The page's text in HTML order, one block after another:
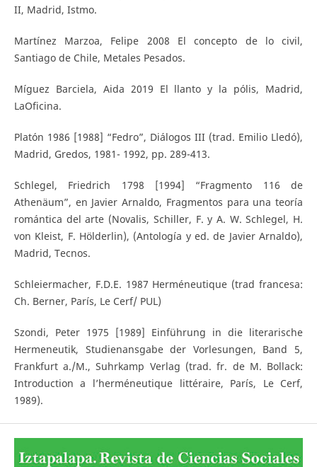
II, Madrid, Istmo.
Martínez Marzoa, Felipe 2008 El concepto de lo civil,
Santiago de Chile, Metales Pesados.
Míguez Barciela, Aida 2019 El llanto y la pólis, Madrid,
LaOficina.
Platón 1986 [1988] “Fedro”, Diálogos III (trad. Emilio Lledó),
Madrid, Gredos, 1981- 1992, pp. 289-413.
Schlegel, Friedrich 1798 [1994] “Fragmento 116 de
Athenäum”, en Javier Arnaldo, Fragmentos para una teoría
romántica del arte (Novalis, Schiller, F. y A. W. Schlegel, H.
von Kleist, F. Hölderlin), (Antología y ed. de Javier Arnaldo),
Madrid, Tecnos.
Schleiermacher, F.D.E. 1987 Herméneutique (trad francesa:
Ch. Berner, París, Le Cerf/ PUL)
Szondi, Peter 1975 [1989] Einführung in die literarische
Hermeneutik, Studienansgabe der Vorlesungen, Band 5,
Frankfurt a./M., Suhrkamp Verlag (trad. fr. de M. Bollack:
Introduction a l’herméneutique littéraire, París, Le Cerf,
1989).